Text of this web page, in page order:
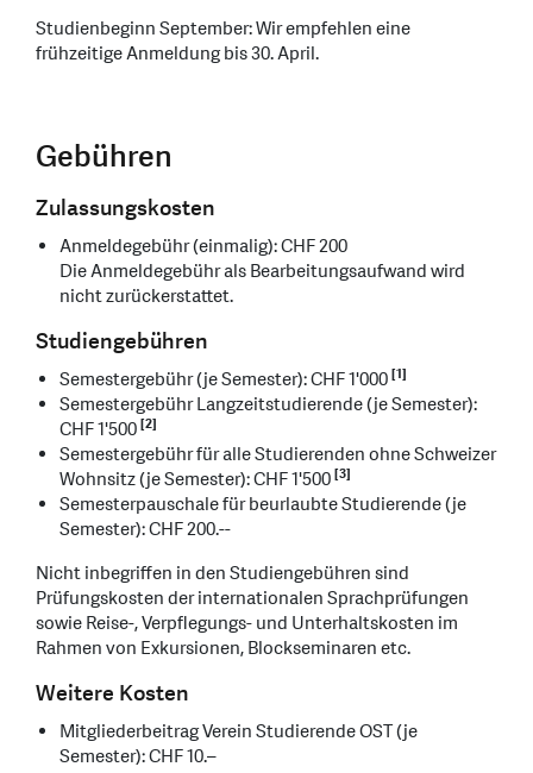
Studienbeginn September: Wir empfehlen eine
frühzeitige Anmeldung bis 30. April.
Gebühren
Zulassungskosten
Anmeldegebühr (einmalig): CHF 200
Die Anmeldegebühr als Bearbeitungsaufwand wird
nicht zurückerstattet.
Studiengebühren
Semestergebühr (je Semester): CHF 1'000 [1]
Semestergebühr Langzeitstudierende (je Semester):
CHF 1'500 [2]
Semestergebühr für alle Studierenden ohne Schweizer
Wohnsitz (je Semester): CHF 1'500 [3]
Semesterpauschale für beurlaubte Studierende (je
Semester): CHF 200.--
Nicht inbegriffen in den Studiengebühren sind
Prüfungskosten der internationalen Sprachprüfungen
sowie Reise-, Verpflegungs- und Unterhaltskosten im
Rahmen von Exkursionen, Blockseminaren etc.
Weitere Kosten
Mitgliederbeitrag Verein Studierende OST (je
Semester): CHF 10.–